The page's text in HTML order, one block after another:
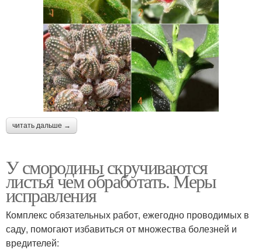
читать дальше →
У смородины скручиваются
листья чем обработать. Меры
исправления
Комплекс обязательных работ, ежегодно проводимых в
саду, помогают избавиться от множества болезней и
вредителей: